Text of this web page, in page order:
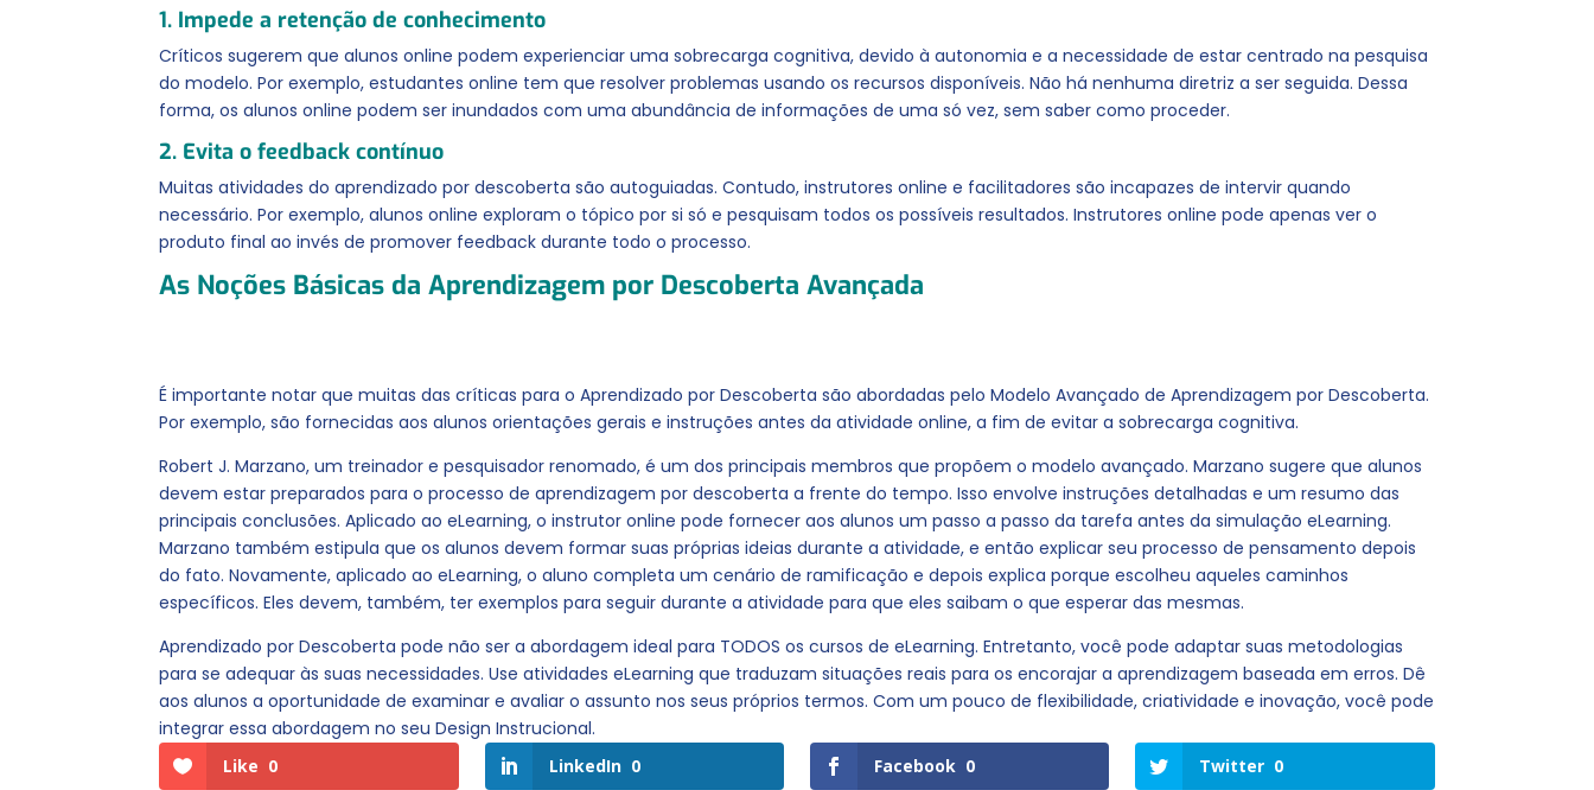
1. Impede a retenção de conhecimento
Críticos sugerem que alunos online podem experienciar uma sobrecarga cognitiva, devido à autonomia e a necessidade de estar centrado na pesquisa
do modelo. Por exemplo, estudantes online tem que resolver problemas usando os recursos disponíveis. Não há nenhuma diretriz a ser seguida. Dessa
forma, os alunos online podem ser inundados com uma abundância de informações de uma só vez, sem saber como proceder.
2. Evita o feedback contínuo
Muitas atividades do aprendizado por descoberta são autoguiadas. Contudo, instrutores online e facilitadores são incapazes de intervir quando
necessário. Por exemplo, alunos online exploram o tópico por si só e pesquisam todos os possíveis resultados. Instrutores online pode apenas ver o
produto final ao invés de promover feedback durante todo o processo.
As Noções Básicas da Aprendizagem por Descoberta Avançada
É importante notar que muitas das críticas para o Aprendizado por Descoberta são abordadas pelo Modelo Avançado de Aprendizagem por Descoberta.
Por exemplo, são fornecidas aos alunos orientações gerais e instruções antes da atividade online, a fim de evitar a sobrecarga cognitiva.
Robert J. Marzano, um treinador e pesquisador renomado, é um dos principais membros que propõem o modelo avançado. Marzano sugere que alunos
devem estar preparados para o processo de aprendizagem por descoberta a frente do tempo. Isso envolve instruções detalhadas e um resumo das
principais conclusões. Aplicado ao eLearning, o instrutor online pode fornecer aos alunos um passo a passo da tarefa antes da simulação eLearning.
Marzano também estipula que os alunos devem formar suas próprias ideias durante a atividade, e então explicar seu processo de pensamento depois
do fato. Novamente, aplicado ao eLearning, o aluno completa um cenário de ramificação e depois explica porque escolheu aqueles caminhos
específicos. Eles devem, também, ter exemplos para seguir durante a atividade para que eles saibam o que esperar das mesmas.
Aprendizado por Descoberta pode não ser a abordagem ideal para TODOS os cursos de eLearning. Entretanto, você pode adaptar suas metodologias
para se adequar às suas necessidades. Use atividades eLearning que traduzam situações reais para os encorajar a aprendizagem baseada em erros. Dê
aos alunos a oportunidade de examinar e avaliar o assunto nos seus próprios termos. Com um pouco de flexibilidade, criatividade e inovação, você pode
integrar essa abordagem no seu Design Instrucional.
Like 0 LinkedIn 0 Facebook 0 Twitter 0